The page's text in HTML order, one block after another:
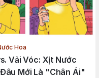
Hoa
Vải Vóc: Xịt Nước
Mới Là "Chân Ái"